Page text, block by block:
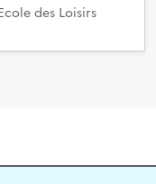
des Loisirs